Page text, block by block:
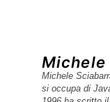
tempo. Per
primo
rivista
su Java,
realizzate
inoltre